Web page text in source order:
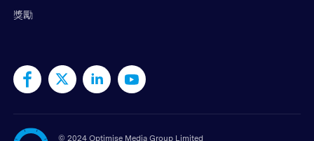
獎勵
© 2024 Optimise Media Group Limited